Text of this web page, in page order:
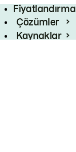
Fiyatlandırma
Çözümler
Kaynaklar